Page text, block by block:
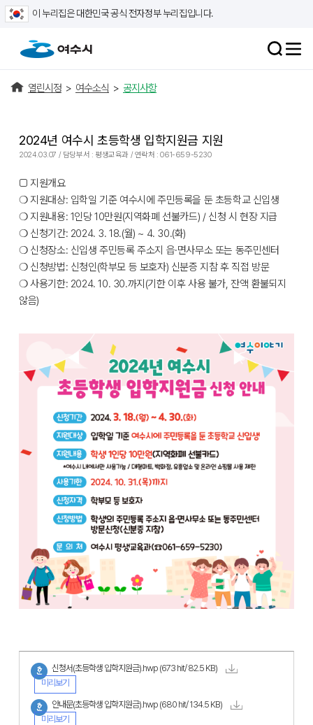
이 누리집은 대한민국 공식 전자정부 누리집입니다.
열린시정 > 여수소식 > 공지사항
2024년 여수시 초등학생 입학지원금 지원
2024.03.07 / 담당부서 : 평생교육과 / 연락처 : 061-659-5230
□ 지원개요
❍ 지원대상: 입학일 기준 여수시에 주민등록을 둔 초등학교 신입생
❍ 지원내용: 1인당 10만원(지역화폐 선불카드) / 신청 시 현장 지급
❍ 신청기간: 2024. 3. 18.(월) ~ 4. 30.(화)
❍ 신청장소: 신입생 주민등록 주소지 읍·면사무소 또는 동주민센터
❍ 신청방법: 신청인(학부모 등 보호자) 신분증 지참 후 직접 방문
❍ 사용기한: 2024. 10. 30.까지(기한 이후 사용 불가, 잔액 환불되지
않음)
신청서(초등학생 입학지원금).hwp (673 hit/ 82.5 KB)
미리보기
안내문(초등학생 입학지원금).hwp (680 hit/ 134.5 KB)
미리보기